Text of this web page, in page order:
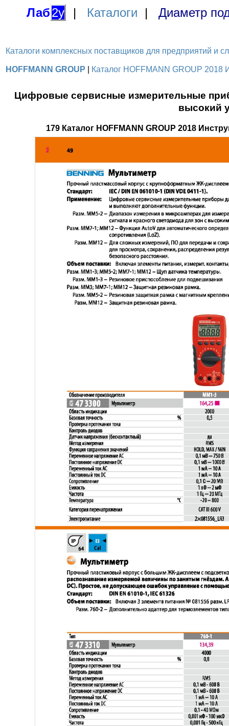
Лаб2у | Каталоги | Диаметр
Каталоги комплексных поставщиков для предприятий и
HOFFMANN GROUP Каталог HOFFMANN GROUP 2018
Цифровые сервисные измерительные
высокий
179 Каталог HOFFMANN GROUP 2018